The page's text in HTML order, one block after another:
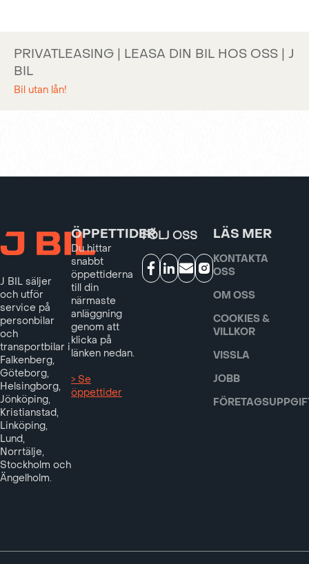
PRIVATLEASING | LEASA DIN BIL HOS OSS | J
BIL
Bil utan lån!
J BIL säljer
och utför
service på
personbilar
och
transportbilar i
Falkenberg,
Göteborg,
Helsingborg,
Jönköping,
Kristianstad,
Linköping,
Lund,
Norrtälje,
Stockholm och
Ängelholm.
ÖPPETTIDER
Du hittar
snabbt
öppettiderna
till din
närmaste
anläggning
genom att
klicka på
länken nedan.
> Se
öppettider
FÖLJ OSS LÄS MER
KONTAKTA
OSS
OM OSS
COOKIES &
VILLKOR
VISSLA
JOBB